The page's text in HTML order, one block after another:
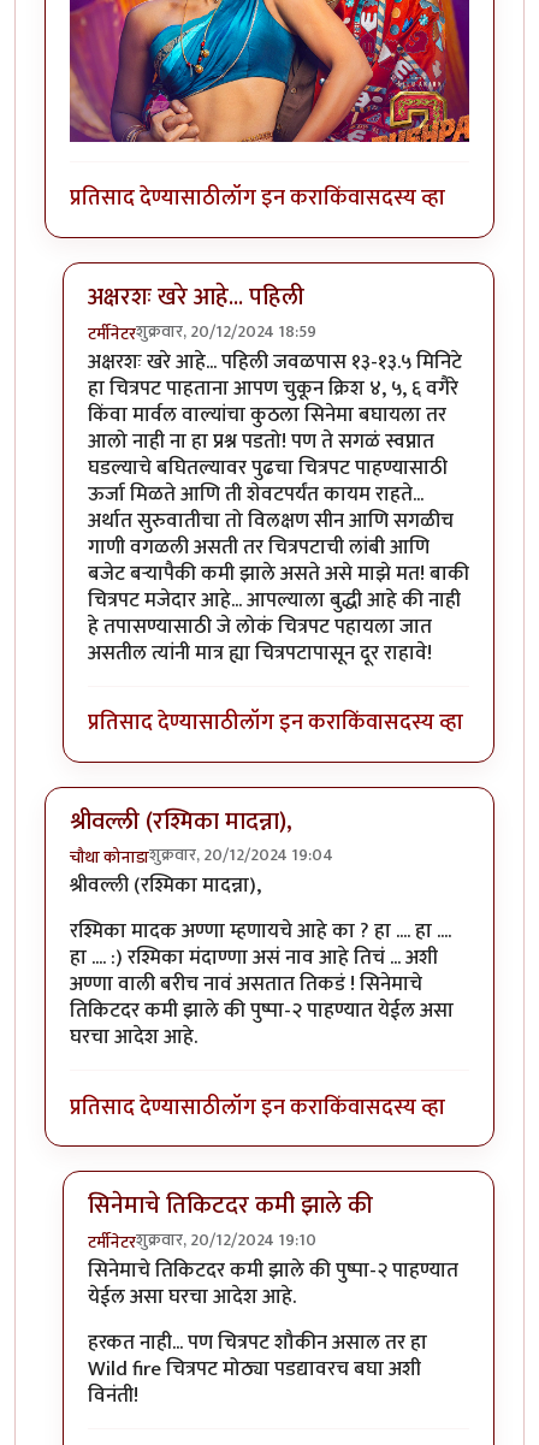
प्रतिसाद देण्यासाठीलॉग इन कराकिंवासदस्य व्हा
अक्षरशः खरे आहे... पहिली
टर्मीनेटरशुक्रवार, 20/12/2024 18:59
In reply toपहिल्या पंधरा मिनिटातच उठून घरी ...by
अक्षरशः खरे आहे... पहिली जवळपास १३-१३.५ मिनिटे
हा चित्रपट पाहताना आपण चुकून क्रिश ४, ५, ६ वगैरे
किंवा मार्वल वाल्यांचा कुठला सिनेमा बघायला तर
आलो नाही ना हा प्रश्न पडतो! पण ते सगळं स्वप्नात
घडल्याचे बघितल्यावर पुढचा चित्रपट पाहण्यासाठी
ऊर्जा मिळते आणि ती शेवटपर्यंत कायम राहते...
अर्थात सुरुवातीचा तो विलक्षण सीन आणि सगळीच
गाणी वगळली असती तर चित्रपटाची लांबी आणि
बजेट बऱ्यापैकी कमी झाले असते असे माझे मत! बाकी
चित्रपट मजेदार आहे... आपल्याला बुद्धी आहे की नाही
हे तपासण्यासाठी जे लोकं चित्रपट पहायला जात
असतील त्यांनी मात्र ह्या चित्रपटापासून दूर राहावे!
प्रतिसाद देण्यासाठीलॉग इन कराकिंवासदस्य व्हा
श्रीवल्ली (रश्मिका मादन्ना),
चौथा कोनाडाशुक्रवार, 20/12/2024 19:04
श्रीवल्ली (रश्मिका मादन्ना),
रश्मिका मादक अण्णा म्हणायचे आहे का ? हा .... हा ....
हा .... :) रश्मिका मंदाण्णा असं नाव आहे तिचं ... अशी
अण्णा वाली बरीच नावं असतात तिकडं ! सिनेमाचे
तिकिटदर कमी झाले की पुष्पा-२ पाहण्यात येईल असा
घरचा आदेश आहे.
प्रतिसाद देण्यासाठीलॉग इन कराकिंवासदस्य व्हा
सिनेमाचे तिकिटदर कमी झाले की
टर्मीनेटरशुक्रवार, 20/12/2024 19:10
In reply toश्रीवल्ली (रश्मिका मादन्ना),byचौथा कोनाडा
सिनेमाचे तिकिटदर कमी झाले की पुष्पा-२ पाहण्यात
येईल असा घरचा आदेश आहे.
हरकत नाही... पण चित्रपट शौकीन असाल तर हा
Wild fire चित्रपट मोठ्या पडद्यावरच बघा अशी
विनंती!